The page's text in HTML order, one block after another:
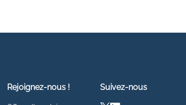
Rejoignez-nous ! Suivez-nous